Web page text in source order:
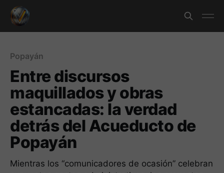
Popayán
Entre discursos
maquillados y obras
estancadas: la verdad
detrás del Acueducto de
Popayán
Mientras los “comunicadores de ocasión” celebran